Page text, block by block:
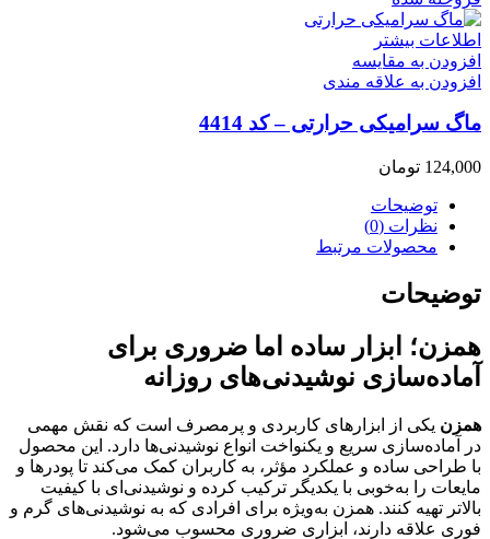
اطلاعات بیشتر
افزودن به مقایسه
افزودن به علاقه مندی
ماگ سرامیکی حرارتی – کد 4414
124,000 تومان
توضیحات
نظرات (0)
محصولات مرتبط
توضیحات
همزن؛ ابزار ساده اما ضروری برای
آماده‌سازی نوشیدنی‌های روزانه
همزن یکی از ابزارهای کاربردی و پرمصرف است که نقش مهمی
در آماده‌سازی سریع و یکنواخت انواع نوشیدنی‌ها دارد. این محصول
با طراحی ساده و عملکرد مؤثر، به کاربران کمک می‌کند تا پودرها و
مایعات را به‌خوبی با یکدیگر ترکیب کرده و نوشیدنی‌ای با کیفیت
بالاتر تهیه کنند. همزن به‌ویژه برای افرادی که به نوشیدنی‌های گرم و
فوری علاقه دارند، ابزاری ضروری محسوب می‌شود.